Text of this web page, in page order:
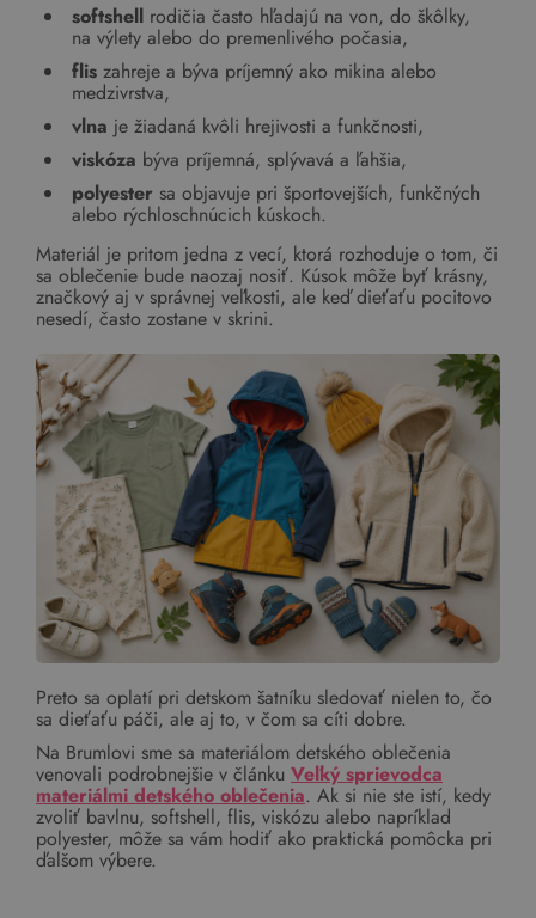
softshell rodičia často hľadajú na von, do škôlky,
na výlety alebo do premenlivého počasia,
flis zahreje a býva príjemný ako mikina alebo
medzivrstva,
vlna je žiadaná kvôli hrejivosti a funkčnosti,
viskóza býva príjemná, splývavá a ľahšia,
polyester sa objavuje pri športovejších, funkčných
alebo rýchloschnúcich kúskoch.
Materiál je pritom jedna z vecí, ktorá rozhoduje o tom, či
sa oblečenie bude naozaj nosiť. Kúsok môže byť krásny,
značkový aj v správnej veľkosti, ale keď dieťaťu pocitovo
nesedí, často zostane v skrini.
Preto sa oplatí pri detskom šatníku sledovať nielen to, čo
sa dieťaťu páči, ale aj to, v čom sa cíti dobre.
Na Brumlovi sme sa materiálom detského oblečenia
venovali podrobnejšie v článku Veľký sprievodca
materiálmi detského oblečenia. Ak si nie ste istí, kedy
zvoliť bavlnu, softshell, flis, viskózu alebo napríklad
polyester, môže sa vám hodiť ako praktická pomôcka pri
ďalšom výbere.